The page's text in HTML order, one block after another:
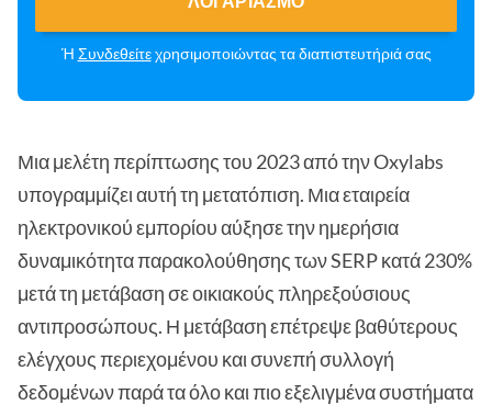
Ή Συνδεθείτεχρησιμοποιώντας τα διαπιστευτήριά σας
Μια μελέτη περίπτωσης του 2023 από την Oxylabs
υπογραμμίζει αυτή τη μετατόπιση. Μια εταιρεία
ηλεκτρονικού εμπορίου αύξησε την ημερήσια
δυναμικότητα παρακολούθησης των SERP κατά 230%
μετά τη μετάβαση σε οικιακούς πληρεξούσιους
αντιπροσώπους. Η μετάβαση επέτρεψε βαθύτερους
ελέγχους περιεχομένου και συνεπή συλλογή
δεδομένων παρά τα όλο και πιο εξελιγμένα συστήματα